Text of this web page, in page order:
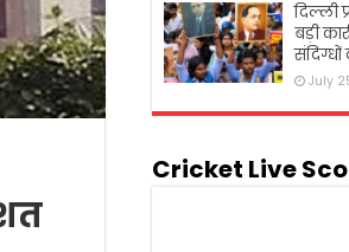
दिल्ली
बड़ी
संदिग्धों
July
Cricket Live